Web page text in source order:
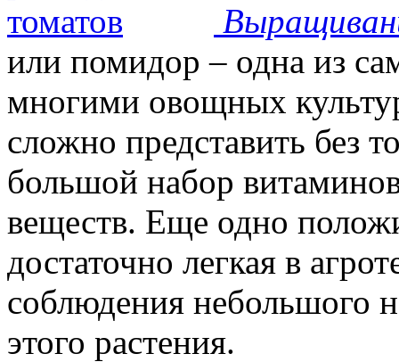
или помидор – одна из
многими овощных
сложно представить без
большой набор
веществ. Еще одно
достаточно легкая в
соблюдения небольшого
этого растения.